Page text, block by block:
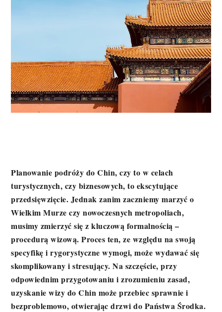
Planowanie podróży do Chin, czy to w celach
turystycznych, czy biznesowych, to ekscytujące
przedsięwzięcie. Jednak zanim zaczniemy marzyć o
Wielkim Murze czy nowoczesnych metropoliach,
musimy zmierzyć się z kluczową formalnością –
procedurą wizową. Proces ten, ze względu na swoją
specyfikę i rygorystyczne wymogi, może wydawać się
skomplikowany i stresujący. Na szczęście, przy
odpowiednim przygotowaniu i zrozumieniu zasad,
uzyskanie wizy do Chin może przebiec sprawnie i
bezproblemowo, otwierając drzwi do Państwa Środka.